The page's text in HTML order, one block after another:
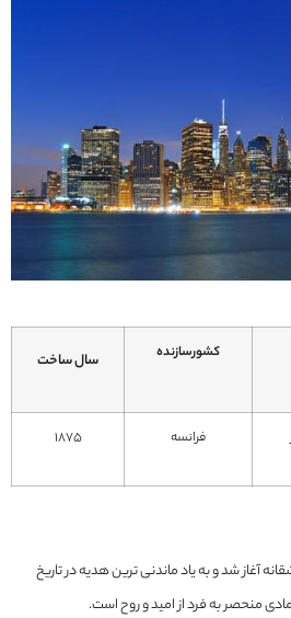
کشورسازنده سال ساخت
فرانسه 1875
آغاز شد و به یاد ماندنی ترین هدیه در تاریخ
منحصر به فرد از امید و روح است.